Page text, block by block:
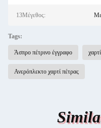
13Μέγεθος:
Tags:
Άσπρο πέτρινο έγγραφο
Ανερόπλεκτο χαρτί πέτρας